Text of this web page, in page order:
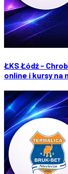
ŁKS Łódź -
online i kursy na